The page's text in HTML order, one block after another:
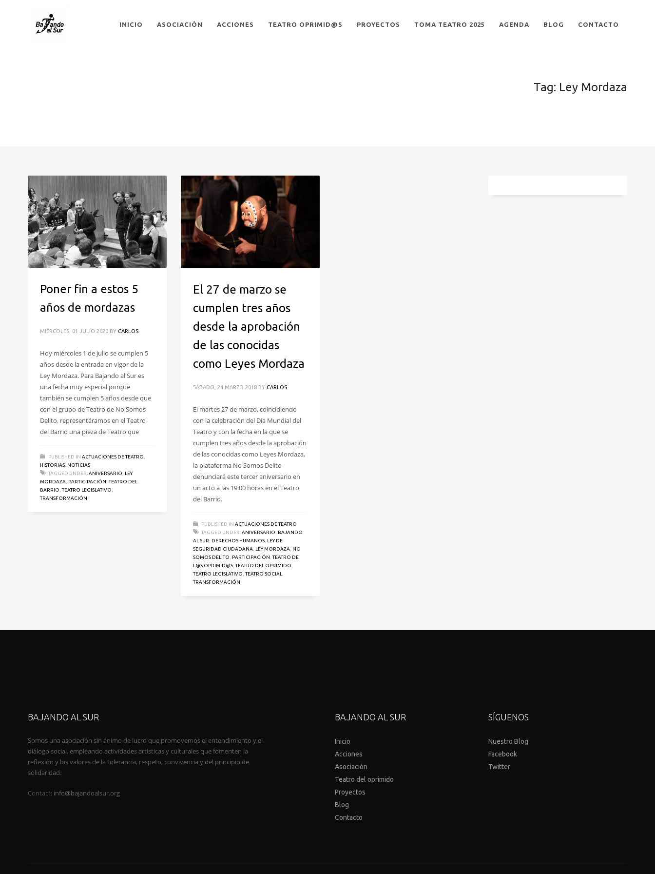
INICIO ASOCIACIÓN ACCIONES TEATRO OPRIMID@S PROYECTOS TOMA TEATRO 2025 AGENDA BLOG CONTACTO
Tag: Ley Mordaza
Poner fin a estos 5
años de mordazas
MIÉRCOLES, 01 JULIO 2020 BY CARLOS
Hoy miércoles 1 de julio se cumplen 5
años desde la entrada en vigor de la
Ley Mordaza. Para Bajando al Sur es
una fecha muy especial porque
también se cumplen 5 años desde que
con el grupo de Teatro de No Somos
Delito, representáramos en el Teatro
del Barrio una pieza de Teatro que
PUBLISHED IN ACTUACIONES DE TEATRO,
HISTORIAS, NOTICIAS
TAGGED UNDER:ANIVERSARIO, LEY
MORDAZA, PARTICIPACIÓN,TEATRO DEL
BARRIO,TEATRO LEGISLATIVO,
TRANSFORMACIÓN
El 27 de marzo se
cumplen tres años
desde la aprobación
de las conocidas
como Leyes Mordaza
SÁBADO, 24 MARZO 2018 BY CARLOS
El martes 27 de marzo, coincidiendo
con la celebración del Día Mundial del
Teatro y con la fecha en la que se
cumplen tres años desde la aprobación
de las conocidas como Leyes Mordaza,
la plataforma No Somos Delito
denunciará este tercer aniversario en
un acto a las 19:00 horas en el Teatro
del Barrio.
PUBLISHED IN ACTUACIONES DE TEATRO
TAGGED UNDER:ANIVERSARIO
BAJANDO
AL SUR
DERECHOS HUMANOS LEY DE
SEGURIDAD CIUDADANA
LEY MORDAZA
NO
SOMOS DELITO
PARTICIPACIÓN ,TEATRO DE
L@S OPRIMID@S ,TEATRO DEL OPRIMIDO
TEATRO LEGISLATIVO ,TEATRO SOCIAL
TRANSFORMACIÓN
BAJANDO AL SUR
Somos una asociación sin ánimo de lucro que promovemos el entendimiento y el
diálogo social, empleando actividades artísticas y culturales que fomenten la
reflexión y los valores de la tolerancia, respeto, convivencia y del principio de
solidaridad.
Contact: info@bajandoalsur.org
BAJANDO AL SUR
Inicio
Acciones
Asociación
Teatro del oprimido
Proyectos
Blog
Contacto
SÍGUENOS
Nuestro Blog
Facebook
Twitter